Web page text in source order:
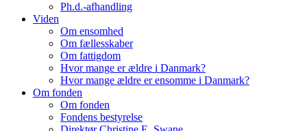
Ph.d.-afhandling
Viden
Om ensomhed
Om fællesskaber
Om fattigdom
Hvor mange er ældre i Danmark?
Hvor mange ældre er ensomme i Danmark?
Om fonden
Om fonden
Fondens bestyrelse